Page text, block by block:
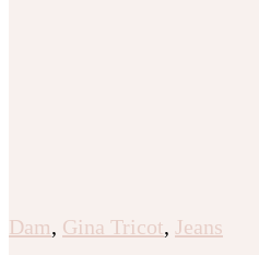
Dam, Gina Tricot, Jeans